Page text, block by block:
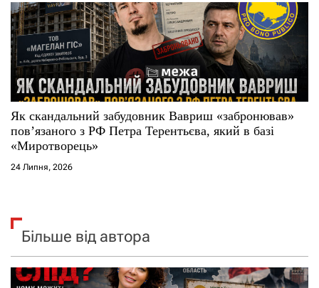
Як скандальний забудовник Вавриш «забронював»
повʼязаного з РФ Петра Терентьєва, який в базі
«Миротворець»
24 Липня, 2026
Більше від автора